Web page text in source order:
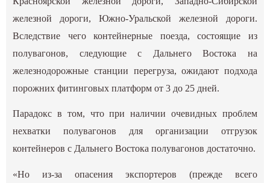
железной дороги, Южно-Уральской железной дороги.
Вследствие чего контейнерные поезда, состоящие из
полувагонов, следующие с Дальнего Востока на
железнодорожные станции перегруза, ожидают подхода
порожних фитинговых платформ от 3 до 25 дней.
Парадокс в том, что при наличии очевидных проблем
нехватки полувагонов для организации отгрузок
контейнеров с Дальнего Востока полувагонов достаточно.
«Но из-за опасения экспортеров (прежде всего